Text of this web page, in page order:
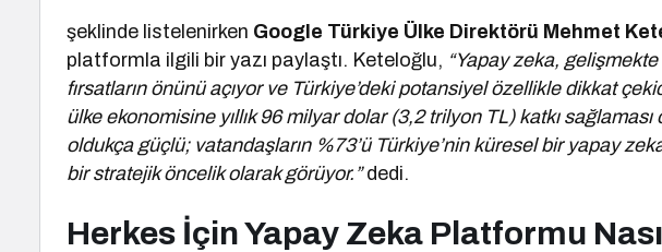
şeklinde listelenirken Google Türkiye Ülke Direktörü Mehmet
platformla ilgili bir yazı paylaştı. Keteloğlu, “Yapay zeka,
fırsatların önünü açıyor ve Türkiye’deki potansiyel özellikle dikkat
ülke ekonomisine yıllık 96 milyar dolar (3,2 trilyon TL) katkı
oldukça güçlü; vatandaşların %73’ü Türkiye’nin küresel bir yapay
bir stratejik öncelik olarak görüyor.”dedi.
Herkes İçin Yapay Zeka Platformu